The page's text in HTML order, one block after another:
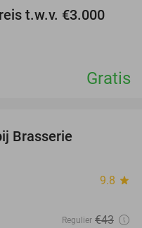
t.w.v. €3.000
Gratis
Brasserie
9.8 star
Regulier €43